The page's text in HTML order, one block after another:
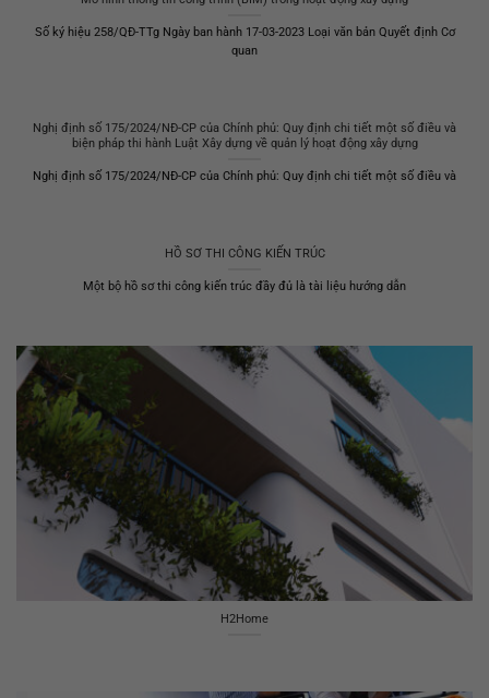
Số ký hiệu 258/QĐ-TTg Ngày ban hành 17-03-2023 Loại văn bản Quyết định Cơ
quan
Nghị định số 175/2024/NĐ-CP của Chính phủ: Quy định chi tiết một số điều và
biện pháp thi hành Luật Xây dựng về quản lý hoạt động xây dựng
Nghị định số 175/2024/NĐ-CP của Chính phủ: Quy định chi tiết một số điều và
HỒ SƠ THI CÔNG KIẾN TRÚC
Một bộ hồ sơ thi công kiến trúc đầy đủ là tài liệu hướng dẫn
H2Home